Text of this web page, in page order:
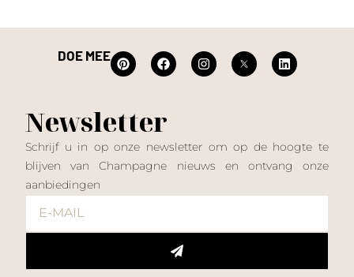
DOE MEE
Newsletter
Schrijf u in op onze newsletter om op de hoogte te
blijven van Champagne nieuws en ontvang onze
aanbiedingen